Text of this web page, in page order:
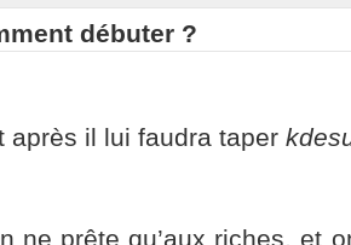
débuter ?
après il lui faudra taper
ne prête qu’aux riches, et